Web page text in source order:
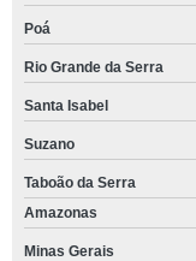
Poá
Rio Grande da Serra
Santa Isabel
Suzano
Taboão da Serra
Amazonas
Minas Gerais